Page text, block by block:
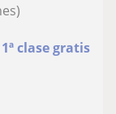
1ª clase gratis